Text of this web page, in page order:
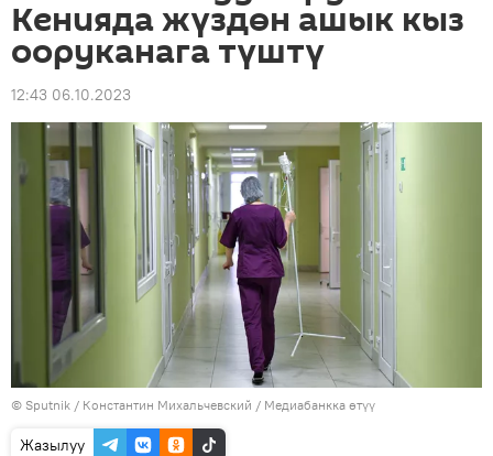
Кенияда жүздөн ашык кыз
ооруканага түштү
12:43 06.10.2023
© Sputnik / Константин Михальчевский / Медиабанкка өтүү
Жазылуу